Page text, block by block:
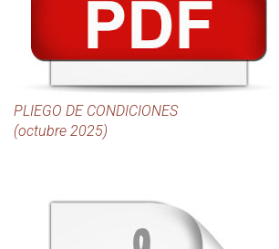
PLIEGO DE CONDICIONES
(octubre 2025)